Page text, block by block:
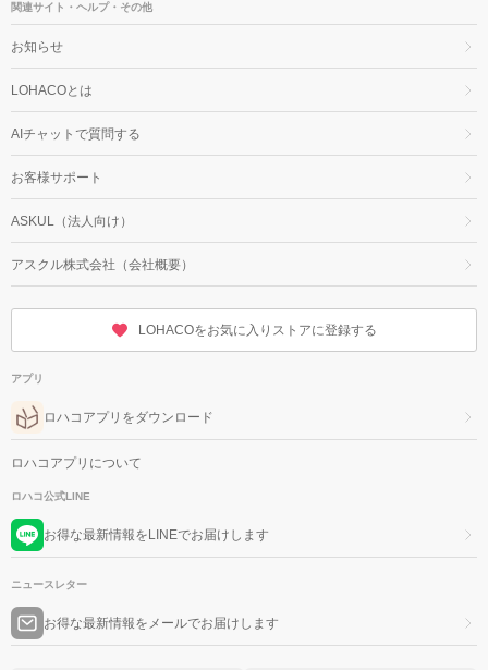
関連サイト・ヘルプ・その他
お知らせ
LOHACOとは
AIチャットで質問する
お客様サポート
ASKUL（法人向け）
アスクル株式会社（会社概要）
LOHACOをお気に入りストアに登録する
アプリ
ロハコアプリをダウンロード
ロハコアプリについて
ロハコ公式LINE
お得な最新情報をLINEでお届けします
ニュースレター
お得な最新情報をメールでお届けします